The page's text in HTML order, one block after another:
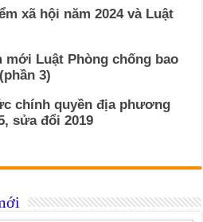
xã hội năm 2024 và Luật
mới Luật Phòng chống bao
3)
chính quyền địa phương
sửa đổi 2019